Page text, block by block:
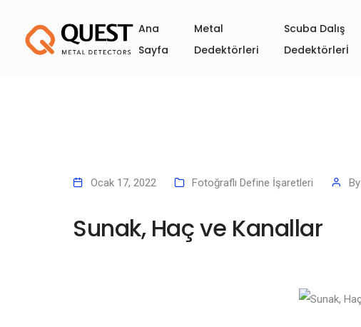
Ana
Sayfa
Metal
Dedektörleri
Scuba Dalış
Dedektörlerİ
Ocak 17, 2022 Fotoğraflı Define İşaretleri By
Sunak, Haç ve Kanallar